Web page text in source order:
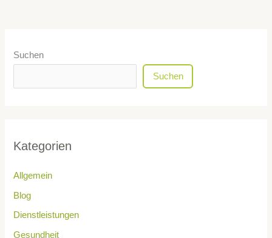
Suchen
Suchen
Kategorien
Allgemein
Blog
Dienstleistungen
Gesundheit